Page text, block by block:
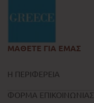
ΜΑΘΕΤΕ ΓΙΑ ΕΜΑΣ
Η ΠΕΡΙΦΕΡΕΙΑ
ΦΟΡΜΑ ΕΠΙΚΟΙΝΩΝΙΑΣ